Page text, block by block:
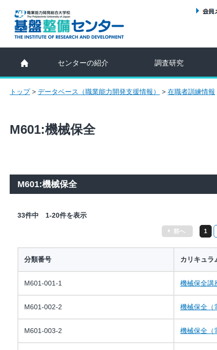
センターの紹介 調査研究
トップ> データベース（職業能力開発支援情報） > 在職者訓練情報
M601:機械保全
M601:機械保全
33件中 1-20件を表示
前へ 1
分類番号 カリキュラ
M601-001-1 機械保全講
M601-002-2 機械保全（
M601-003-2 機械保全（